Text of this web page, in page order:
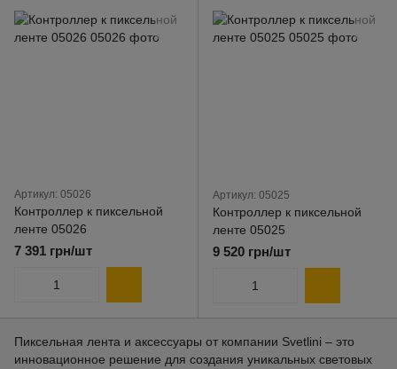
Артикул: 05026
Контроллер к пиксельной
ленте 05026
7 391 грн/шт
Артикул: 05025
Контроллер к пиксельной
ленте 05025
9 520 грн/шт
Пиксельная лента и аксессуары от компании Svetlini – это
инновационное решение для создания уникальных световых